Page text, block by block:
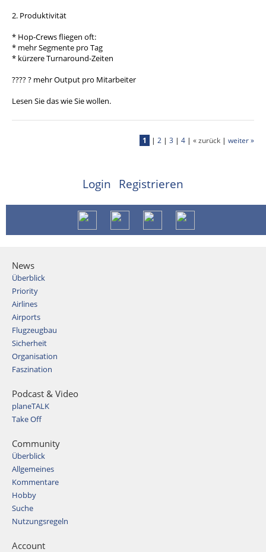
2. Produktivität
* Hop-Crews fliegen oft:
* mehr Segmente pro Tag
* kürzere Turnaround-Zeiten
???? ? mehr Output pro Mitarbeiter
Lesen Sie das wie Sie wollen.
1 | 2 | 3 | 4 | « zurück | weiter »
Login Registrieren
News
Überblick
Priority
Airlines
Airports
Flugzeugbau
Sicherheit
Organisation
Faszination
Podcast & Video
planeTALK
Take Off
Community
Überblick
Allgemeines
Kommentare
Hobby
Suche
Nutzungsregeln
Account